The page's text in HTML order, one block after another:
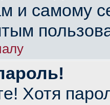
и самому
Хотя